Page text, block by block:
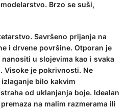
Brzo se suši,
Savršeno prijanja na
i drvene površine. Otporan je
u slojevima kao i svaka
Visoke je pokrivnosti. Ne
bilo kakvim
od uklanjanja boje. Idealan
na malim razmerama ili